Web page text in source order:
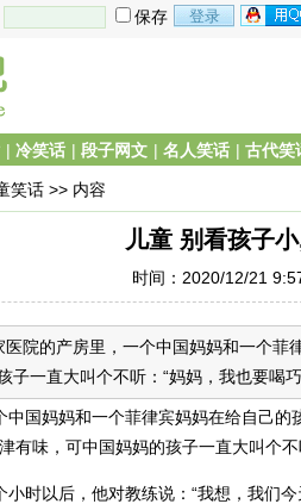
保存
| 冷笑话 | 段子网文 | 名人笑话 | 古代笑
笑话 >> 内容
儿童 别看孩子
时间：2020/12/21
医院的产房里，一个中国妈妈和一个
子一直大叫个不听：“妈妈，我也要喝
中国妈妈和一个菲律宾妈妈在给自己的
有味，可中国妈妈的孩子一直大叫个
时以后，他对教练说：“我想，我们